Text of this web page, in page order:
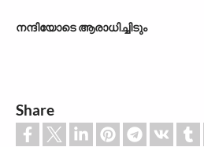
നന്ദിയോടെ ആരാധിച്ചിടും
Share